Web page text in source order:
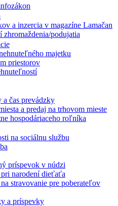
a inzercia v magazíne Lamačan
zhromaždenia/podujatia
majetku
priestorov
a čas prevádzky
a predaj na trhovom mieste
hospodáriaceho roľníka
na sociálnu službu
príspevok v núdzi
narodení dieťaťa
stravovanie pre poberateľov
a príspevky